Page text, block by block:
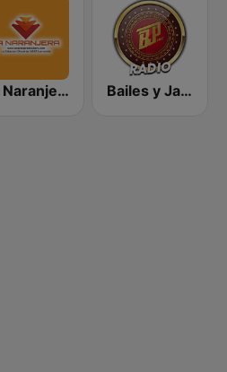
La Naranjera de Sibers Bailes y Jaripeos Potosinos